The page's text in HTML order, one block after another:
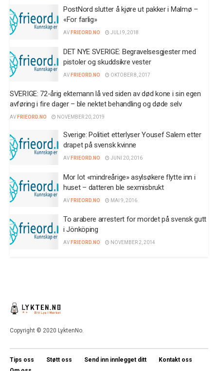
PostNord slutter å kjøre ut pakker i Malmø –
«For farlig»
AV FRIEORD.NO JULI 9, 2018
DET NYE SVERIGE: Begravelsesgjester med
pistoler og skuddsikre vester
AV FRIEORD.NO OKTOBER 8, 2017
SVERIGE: 72-årig ektemann lå ved siden av død kone i sin egen
avføring i fire dager – ble nektet behandling og døde selv
AV FRIEORD.NO NOVEMBER 20, 2019
Sverige: Politiet etterlyser Yousef Salem etter
drapet på svensk kvinne
AV FRIEORD.NO JUNI 20, 2016
Mor lot «mindreårige» asylsøkere flytte inn i
huset – datteren ble sexmisbrukt
AV FRIEORD.NO MAI 9, 2016
To arabere arrestert for mordet på svensk gutt
i Jönköping
AV FRIEORD.NO NOVEMBER 2, 2014
Copyright © 2020 LyktenNo.
Tips oss Støtt oss Send inn innlegget ditt
Kontakt oss